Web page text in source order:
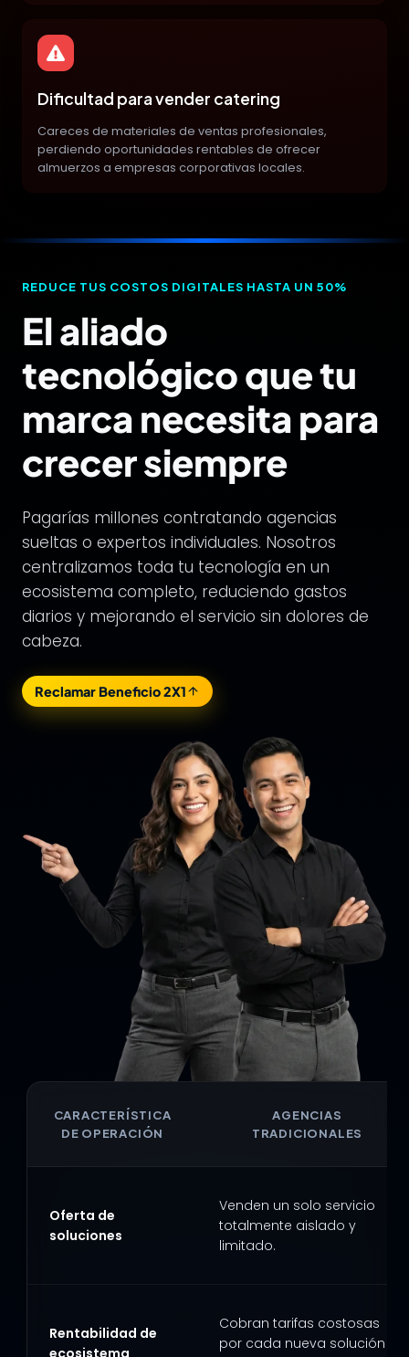
Dificultad para vender catering
Careces de materiales de ventas profesionales,
perdiendo oportunidades rentables de ofrecer
almuerzos a empresas corporativas locales.
REDUCE TUS COSTOS DIGITALES HASTA UN 50%
El aliado
tecnológico que tu
marca necesita para
crecer siempre
Pagarías millones contratando agencias
sueltas o expertos individuales. Nosotros
centralizamos toda tu tecnología en un
ecosistema completo, reduciendo gastos
diarios y mejorando el servicio sin dolores de
cabeza.
Reclamar Beneficio 2X1
CARACTERÍSTICA
DE OPERACIÓN
AGENCIAS
TRADICIONALES
Oferta de
soluciones
Venden un solo servicio
totalmente aislado y
limitado.
Rentabilidad de
ecosistema
Cobran tarifas costosas
por cada nueva solución